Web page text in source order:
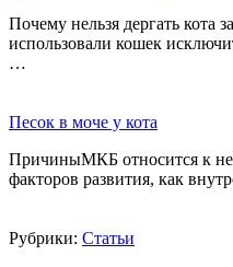
Почему нельзя дергать кота
использовали кошек
…
Песок в моче у кота
ПричиныМКБ относится к
факторов развития, как
Рубрики: Статьи